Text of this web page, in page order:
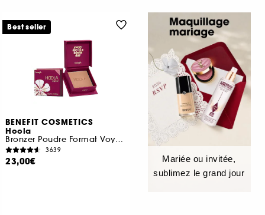
BENEFIT COSMETICS
Hoola
Bronzer Poudre Format Voyage
3639
23,00€
Best seller
Mariée ou invitée,
sublimez le grand jour